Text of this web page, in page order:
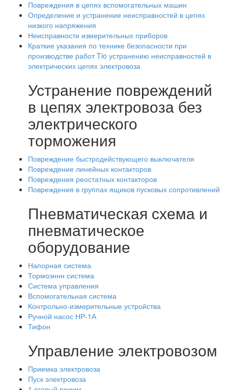
Повреждения в цепях вспомогательных машин
Определение и устранение неисправностей в цепях
низкого напряжения
Неисправности измерительных приборов
Краткие указания по технике безопасности при
производстве работ Tio устранению неисправностей в
электрических цепях электровоза
Устранение повреждений
в цепях электровоза без
электрического
торможения
Повреждение быстродействующего выключателя
Повреждение линейных контакторов
Повреждения реостатных контакторов
Повреждения в группах ящиков пусковых сопротивлений
Пневматическая схема и
пневматическое
оборудование
Напорная система
Тормозннн система
Система управления
Вспомогательная система
Контрольно-измерительные устройства
Ручной насос НР-1А
Тифон
Управление электровозом
Приемка электровоза
Пуск электровоза